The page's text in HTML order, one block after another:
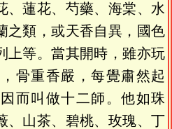
、蓮花、芍藥、海棠、水
之類，或天香自異，國色
上等。當其開時，雖亦玩
骨重香嚴，每覺肅然起
而叫做十二師。他如珠
、山茶、碧桃、玫瑰、丁